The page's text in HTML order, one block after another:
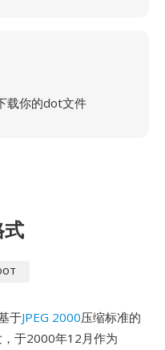
载你的dot文件
于JPEG 2000压缩标准的
于2000年12月作为